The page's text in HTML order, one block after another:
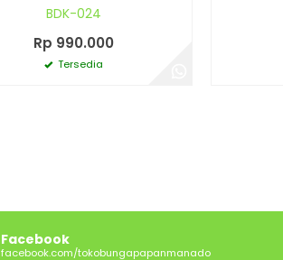
BDK-024
Rp 990.000
Tersedia
Facebook
facebook.com/tokobungapapanmanado